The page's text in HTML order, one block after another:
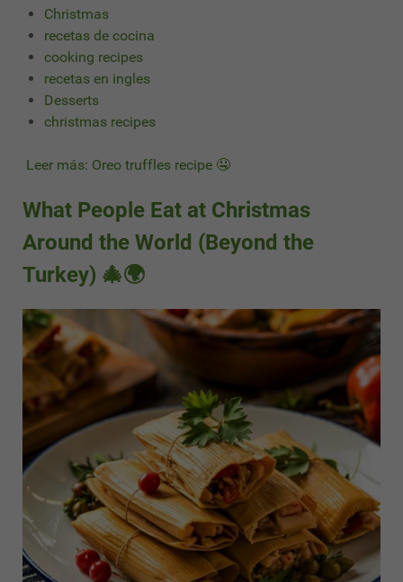
Christmas
recetas de cocina
cooking recipes
recetas en ingles
Desserts
christmas recipes
Leer más: Oreo truffles recipe 🤤
What People Eat at Christmas
Around the World (Beyond the
Turkey) 🎄🌍